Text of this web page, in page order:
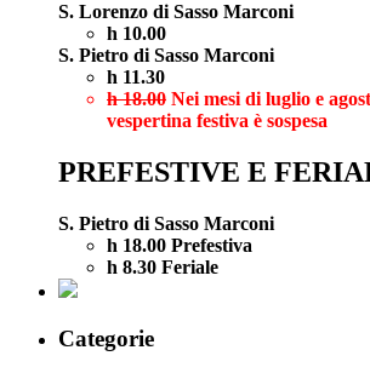
S. Lorenzo di Sasso Marconi
h 10.00
S. Pietro di Sasso Marconi
h 11.30
h 18.00 Nei mesi di luglio e
vespertina festiva è sospesa
PREFESTIVE E
S. Pietro di Sasso Marconi
h 18.00 Prefestiva
h 8.30 Feriale
Categorie